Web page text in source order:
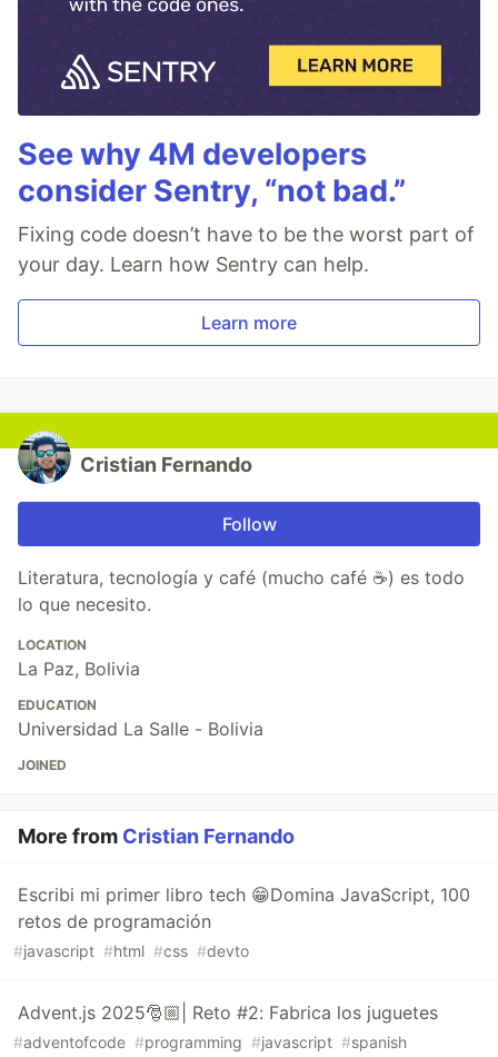
See why 4M developers
consider Sentry, “not bad.”
Fixing code doesn’t have to be the worst part of
your day. Learn how Sentry can help.
Learn more
Cristian Fernando
Follow
Literatura, tecnología y café (mucho café ☕) es todo
lo que necesito.
LOCATION
La Paz, Bolivia
EDUCATION
Universidad La Salle - Bolivia
JOINED
More from Cristian Fernando
Escribi mi primer libro tech 😁Domina JavaScript, 100
retos de programación
#javascript #html #css #devto
Advent.js 2025🎅🏼| Reto #2: Fabrica los juguetes
#adventofcode #programming #javascript #spanish